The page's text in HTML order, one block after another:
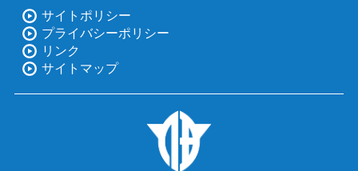
サイトポリシー
プライバシーポリシー
リンク
サイトマップ